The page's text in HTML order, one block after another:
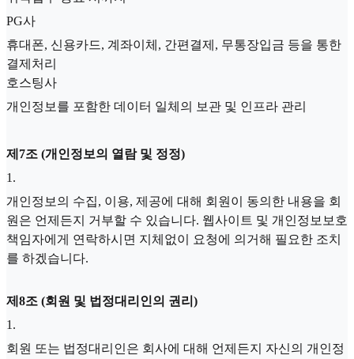
PG사
휴대폰, 신용카드, 계좌이체, 간편결제, 무통장입금 등을 통한
결제처리
호스팅사
개인정보를 포함한 데이터 일체의 보관 및 인프라 관리
제7조 (개인정보의 열람 및 정정)
1 .
개인정보의 수집, 이용, 제공에 대해 회원이 동의한 내용을 회
원은 언제든지 거부할 수 있습니다. 웹사이트 및 개인정보보호
책임자에게 연락하시면 지체없이 요청에 의거해 필요한 조치
를 하겠습니다.
제8조 (회원 및 법정대리인의 권리)
1 .
회원 또는 법정대리인은 회사에 대해 언제든지 자신의 개인정